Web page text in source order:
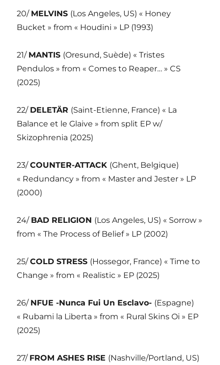
20/ MELVINS (Los Angeles, US) « Honey
Bucket » from « Houdini » LP (1993)
21/ MANTIS (Oresund, Suède) « Tristes
Pendulos » from « Comes to Reaper… » CS
(2025)
22/ DELETÄR (Saint-Etienne, France) « La
Balance et le Glaive » from split EP w/
Skizophrenia (2025)
23/COUNTER-ATTACK (Ghent, Belgique)
« Redundancy » from « Master and Jester » LP
(2000)
24/ BAD RELIGION (Los Angeles, US) « Sorrow »
from « The Process of Belief » LP (2002)
25/COLD STRESS (Hossegor, France) « Time to
Change » from « Realistic » EP (2025)
26/ NFUE -Nunca Fui Un Esclavo- (Espagne)
« Rubami la Liberta » from « Rural Skins Oi » EP
(2025)
27/ FROM ASHES RISE (Nashville/Portland, US)